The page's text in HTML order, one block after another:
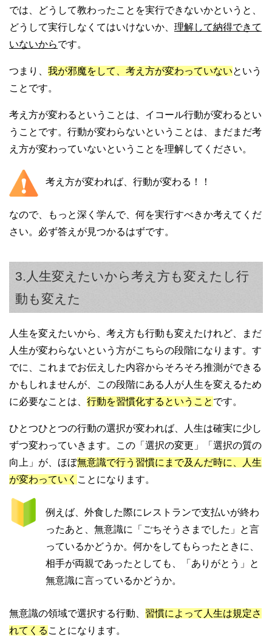
では、どうして教わったことを実行できないかというと、
どうして実行しなくてはいけないか、 理解して納得できて
いないからです。
つまり、 我が邪魔をして、考え方が変わっていないという
ことです。
考え方が変わるということは、イコール行動が変わるとい
うことです。行動が変わらないということは、まだまだ考
え方が変わっていないということを理解してください。
考え方が変われば、行動が変わる！！
なので、もっと深く学んで、何を実行すべきか考えてくだ
さい。必ず答えが見つかるはずです。
3.人生変えたいから考え方も変えたし行
動も変えた
人生を変えたいから、考え方も行動も変えたけれど、まだ
人生が変わらないという方がこちらの段階になります。す
でに、これまでお伝えした内容からそろそろ推測ができる
かもしれませんが、この段階にある人が人生を変えるため
に必要なことは、 行動を習慣化するということ です。
ひとつひとつの行動の選択が変われば、人生は確実に少し
ずつ変わっていきます。この「選択の変更」「選択の質の
向上」が、ほぼ無意識で行う習慣にまで及んだ時に、人生
が変わっていく ことになります。
例えば、外食した際にレストランで支払いが終わ
ったあと、無意識に「ごちそうさまでした」と言
っているかどうか。何かをしてもらったときに、
相手が両親であったとしても、「ありがとう」と
無意識に言っているかどうか。
無意識の領域で選択する行動、 習慣によって人生は規定さ
れてくる ことになります。